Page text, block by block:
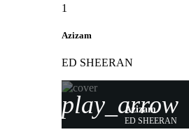
1
Azizam
ED SHEERAN
play_arrow
Azizam
ED SHEERAN